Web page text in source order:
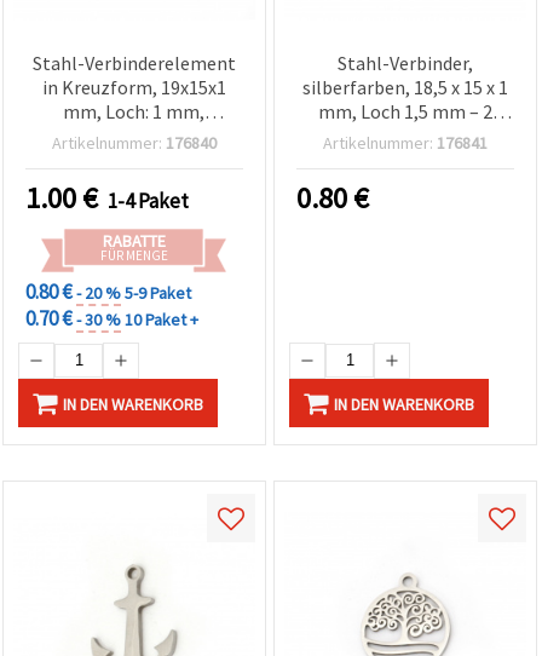
Stahl-Verbinderelement
in Kreuzform, 19x15x1
mm, Loch: 1 mm,
silberfarben – 2 Stück
Artikelnummer: 176840
1.00€ 1-4 Paket
RABATTE
FÜR MENGE
0.80 €- 20 %5-9 Paket
0.70 €- 30 %10 Paket +
IN DEN WARENKORB
Stahl-Verbinder,
silberfarben, 18,5 x 15 x 1
mm, Loch 1,5 mm – 2
Stück
Artikelnummer: 176841
0.80€
IN DEN WARENKORB